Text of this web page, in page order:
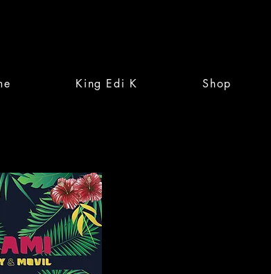
King Edi K Shop